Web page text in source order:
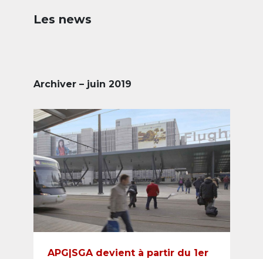
Les news
Archiver – juin 2019
APG|SGA devient à partir du 1er